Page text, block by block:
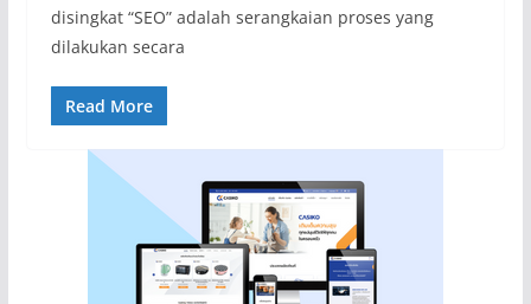
disingkat “SEO” adalah serangkaian proses yang
dilakukan secara
Read More